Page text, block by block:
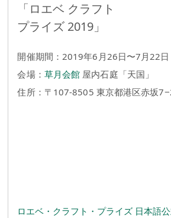
「ロエベ クラフト
プライズ 2019」
開催期間：2019年6月26日〜7月22日
会場： 草月会館 屋内石庭「天国」
住所：〒107-8505 東京都港区赤坂
ロエベ・クラフト・プライズ 日本語